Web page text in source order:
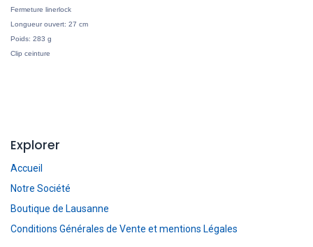
Fermeture linerlock
Longueur ouvert: 27 cm
Poids: 283 g
Clip ceinture
Explorer
Accueil
Notre Société
Boutique de Lausanne
Conditions Générales de Vente et mentions Légales